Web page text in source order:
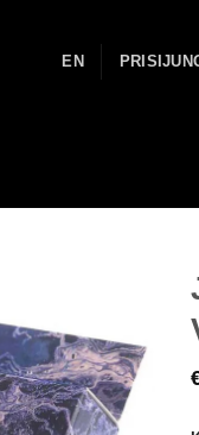
EN